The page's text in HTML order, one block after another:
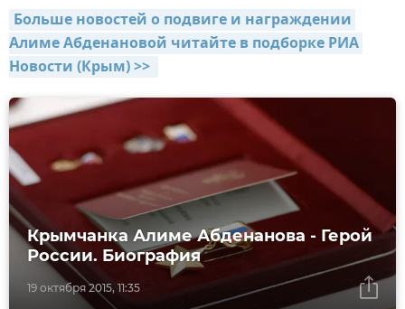
Больше новостей о подвиге и награждении
Алиме Абденановой читайте в подборке РИА
Новости (Крым) >>
19 октября 2015, 11:35
Крымчанка Алиме Абденанова - Герой
России. Биография